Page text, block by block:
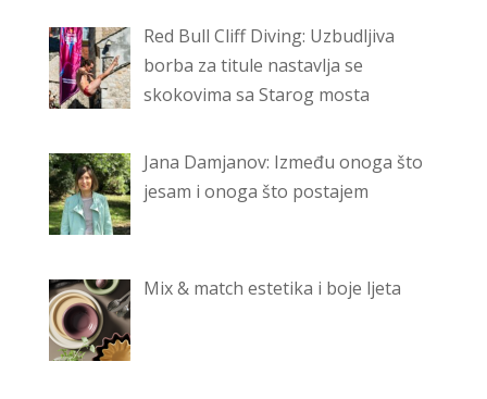
Red Bull Cliff Diving: Uzbudljiva
borba za titule nastavlja se
skokovima sa Starog mosta
Jana Damjanov: Između onoga što
jesam i onoga što postajem
Mix & match estetika i boje ljeta